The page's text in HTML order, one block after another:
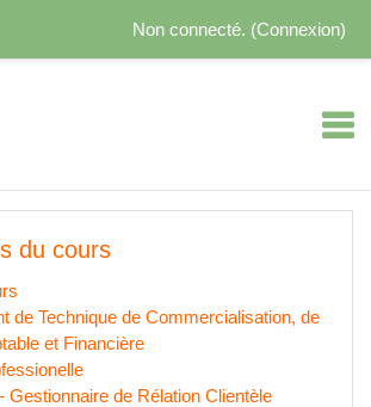
Non connecté. (Connexion)
du cours
de Technique de Commercialisation, de
et Financière
Gestionnaire de Rélation Clientèle